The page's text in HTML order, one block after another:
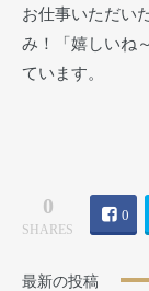
お仕事いただい
み！「嬉しいね
ています。
0
SHARES
0
最新の投稿